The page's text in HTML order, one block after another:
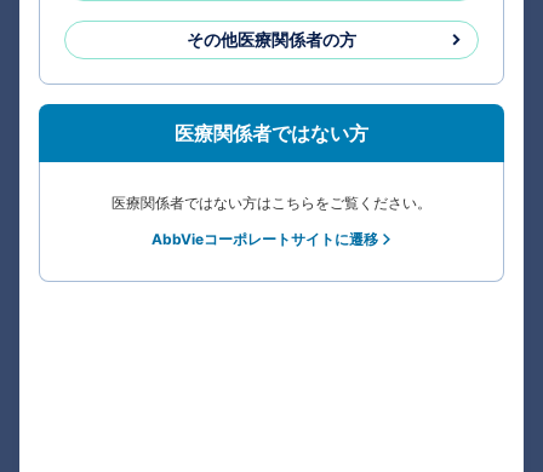
その他医療関係者の方
医療関係者ではない方
医療関係者ではない方はこちらをご覧ください。
AbbVieコーポレートサイトに遷移